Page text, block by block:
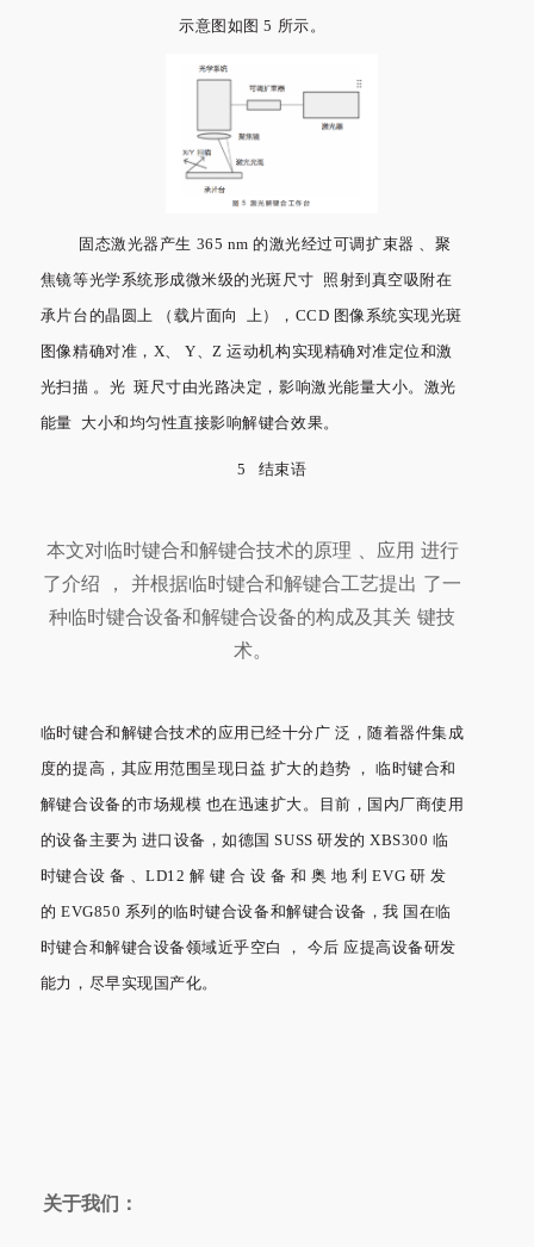
示意图如图 5 所示。
固态激光器产生 365 nm 的激光经过可调扩束器 、聚
焦镜等光学系统形成微米级的光斑尺寸 照射到真空吸附在
承片台的晶圆上 （载片面向 上），CCD 图像系统实现光斑
图像精确对准，X、 Y、Z 运动机构实现精确对准定位和激
光扫描 。光 斑尺寸由光路决定，影响激光能量大小。激光
能量 大小和均匀性直接影响解键合效果。
5 结束语
本文对临时键合和解键合技术的原理 、应用 进行
了介绍 ， 并根据临时键合和解键合工艺提出 了一
种临时键合设备和解键合设备的构成及其关 键技
术。
临时键合和解键合技术的应用已经十分广 泛，随着器件集成
度的提高，其应用范围呈现日益 扩大的趋势 ， 临时键合和
解键合设备的市场规模 也在迅速扩大。目前，国内厂商使用
的设备主要为 进口设备，如德国 SUSS 研发的 XBS300 临
时键合设 备 、LD12 解 键 合 设 备 和 奥 地 利 EVG 研 发
的 EVG850 系列的临时键合设备和解键合设备，我 国在临
时键合和解键合设备领域近乎空白 ， 今后 应提高设备研发
能力，尽早实现国产化。
关于我们：